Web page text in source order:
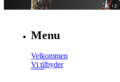
Menu
Velkommen
Vi tilbyder